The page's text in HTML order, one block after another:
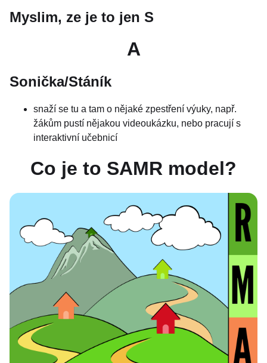
Myslim, ze je to jen S
A
Sonička/Stáník
snaží se tu a tam o nějaké zpestření výuky, např.
žákům pustí nějakou videoukázku, nebo pracují s
interaktivní učebnicí
Co je to SAMR model?